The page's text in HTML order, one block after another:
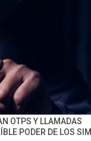
OTPS Y LLAMADAS
PODER DE LOS SIM